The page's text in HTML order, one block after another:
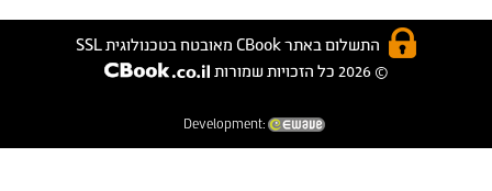
התשלום באתר CBook מאובטח בטכנולוגית SSL
© 2026 כל הזכויות שמורות
Development: